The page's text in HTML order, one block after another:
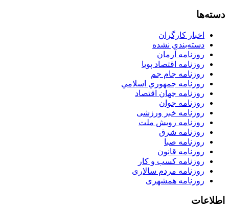
دسته‌ها
اخبار کارگران
دسته‌بندی نشده
روزنامه آرمان
روزنامه اقتصاد پویا
روزنامه جام جم
روزنامه جمهوري اسلامي
روزنامه جهان اقتصاد
روزنامه جوان
روزنامه خبر ورزشى
روزنامه رویش ملت
روزنامه شرق
روزنامه صبا
روزنامه قانون
روزنامه كسب و كار
روزنامه مردم سالاری
روزنامه همشهری
اطلاعات